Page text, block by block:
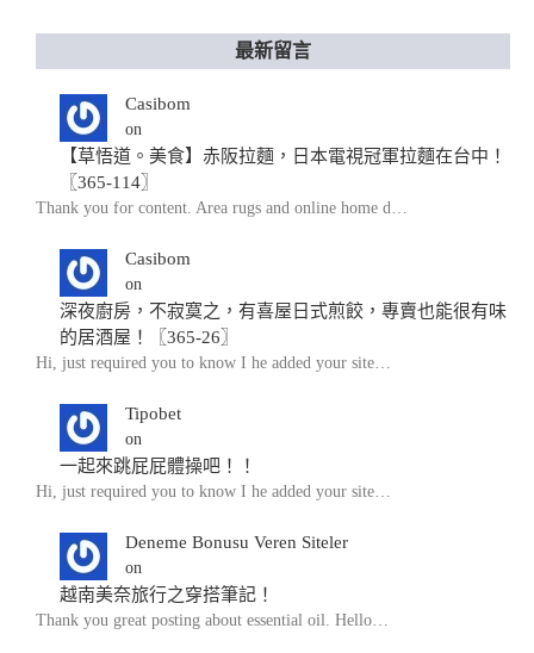
最新留言
Casibom
on
【草悟道。美食】赤阪拉麵，日本電視冠軍拉麵在台中！
〖365-114〗
Thank you for content. Area rugs and online home d…
Casibom
on
深夜廚房，不寂寞之，有喜屋日式煎餃，專賣也能很有味
的居酒屋！〖365-26〗
Hi, just required you to know I he added your site…
Tipobet
on
一起來跳屁屁體操吧！！
Hi, just required you to know I he added your site…
Deneme Bonusu Veren Siteler
on
越南美奈旅行之穿搭筆記！
Thank you great posting about essential oil. Hello…